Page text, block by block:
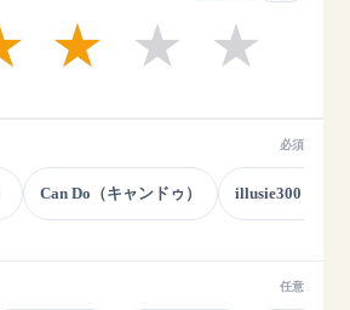
必須
Can Do（キャンドゥ） illusie300（イ
任意